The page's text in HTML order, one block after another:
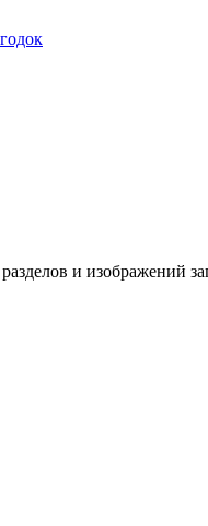
и изображений